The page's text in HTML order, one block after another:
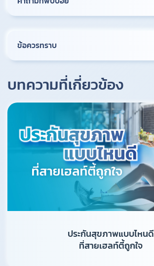
ข้อควรทราบ
บทความที่เกี่ยวข้อง
ประกันสุขภาพแบบไหนดี
ที่สายเฮลท์ตี้ถูกใจ